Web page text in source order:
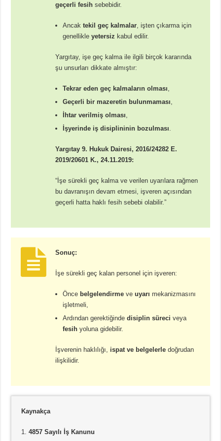
geçerli fesih sebebidir.
Ancaktekil geç kalmalar , işten çıkarma için
genellikleyetersiz kabul edilir.
Yargıtay, işe geç kalma ile ilgili birçok kararında
şu unsurları dikkate almıştır:
Tekrar eden geç kalmaların olması
Geçerli bir mazeretin bulunmaması
İhtar verilmiş olması
İşyerinde iş disiplininin bozulması
Yargıtay 9. Hukuk Dairesi, 2016/24282 E.
2019/20601 K., 24.11.2019:
“İşe sürekli geç kalma ve verilen uyarılara rağmen
bu davranışın devam etmesi, işveren açısından
geçerli hatta haklı fesih sebebi olabilir.”
Sonuç:
İşe sürekli geç kalan personel için işveren:
Önce belgelendirme veuyarı mekanizmasını
işletmeli,
Ardından gerektiğindedisiplin süreci veya
fesih yoluna gidebilir.
İşverenin haklılığı, ispat ve belgelerle doğrudan
ilişkilidir.
Kaynakça
4857 Sayılı İş Kanunu